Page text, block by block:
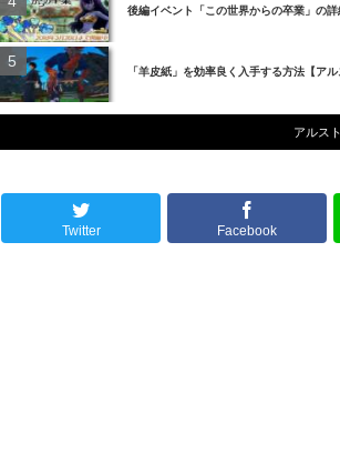
後編イベント「この世界からの卒業」の
「羊皮紙」を効率良く入手する方法【アル
アルス
Twitter Facebook